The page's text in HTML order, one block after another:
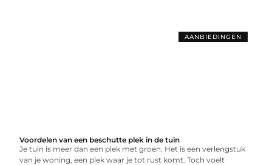
AANBIEDINGEN
Voordelen van een beschutte plek in de tuin
Je tuin is meer dan een plek met groen. Het is een verlengstuk
van je woning, een plek waar je tot rust komt. Toch voelt